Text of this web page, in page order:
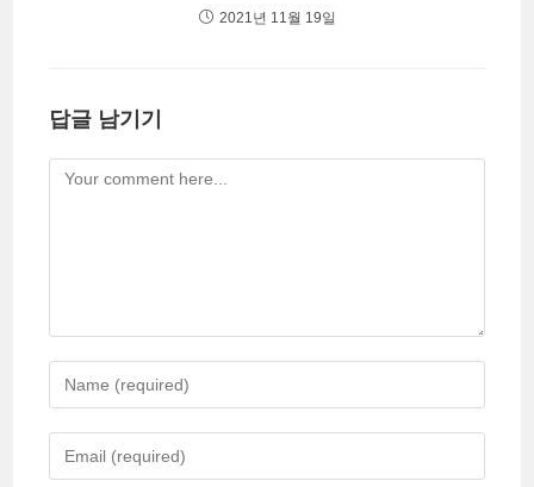
2021년 11월 19일
답글 남기기
Comment
your
name
your